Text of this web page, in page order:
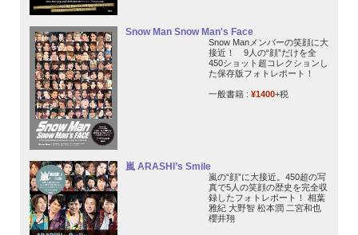
Snow Man Snow Man's Face
Snow Manメンバーの笑顔に大
接近！ 9人の“顔”だけを全
450ショット超コレクションし
た保存版フォトレポート！
一般書籍 : ¥1400+税
嵐 ARASHI’s Smile
嵐の“顔”に大接近。450超の写
真で5人の笑顔の歴史を完全収
録したフォトレポート！ 相葉
雅紀 大野智 松本潤 二宮和也
櫻井翔